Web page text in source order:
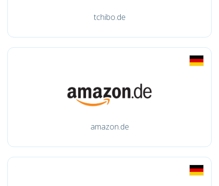
tchibo.de
amazon.de